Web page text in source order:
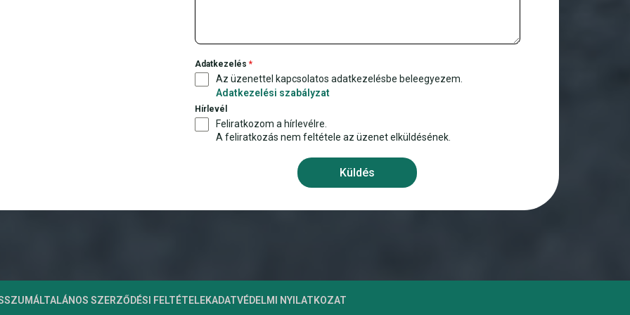
6
Adatkezelés *
Az üzenettel kapcsolatos adatkezelésbe beleegyezem.
Adatkezelési szabályzat
Hírlevél
Feliratkozom a hírlevélre.
A feliratkozás nem feltétele az üzenet elküldésének.
Küldés
ÁLTALÁNOS SZERZŐDÉSI FELTÉTELEKADATVÉDELMI NYILATKOZAT